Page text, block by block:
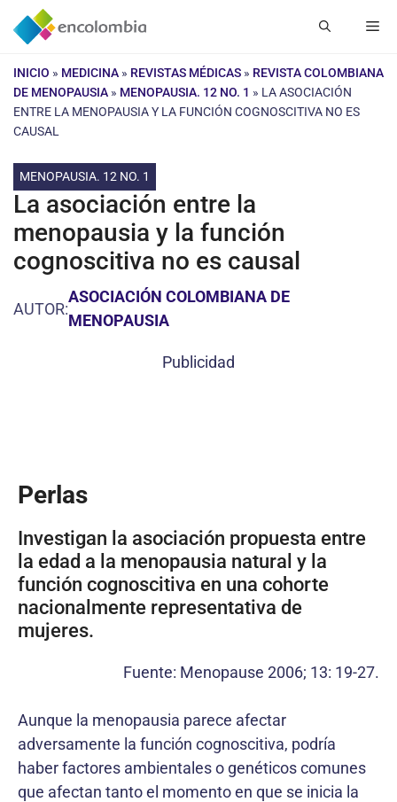
Saltar
INICIO » MEDICINA » REVISTAS MÉDICAS » REVISTA COLOMBIANA
DE MENOPAUSIA » MENOPAUSIA. 12 NO. 1 » LA ASOCIACIÓN
ENTRE LA MENOPAUSIA Y LA FUNCIÓN COGNOSCITIVA NO ES
CAUSAL
MENOPAUSIA. 12 NO. 1
La asociación entre la
menopausia y la función
cognoscitiva no es causal
AUTOR:
ASOCIACIÓN COLOMBIANA DE
MENOPAUSIA
Publicidad
Perlas
Investigan la asociación propuesta entre
la edad a la menopausia natural y la
función cognoscitiva en una cohorte
nacionalmente representativa de
mujeres.
Fuente: Menopause 2006; 13: 19-27.
Aunque la menopausia parece afectar
adversamente la función cognoscitiva, podría
haber factores ambientales o genéticos comunes
que afectan tanto el momento en que se inicia la